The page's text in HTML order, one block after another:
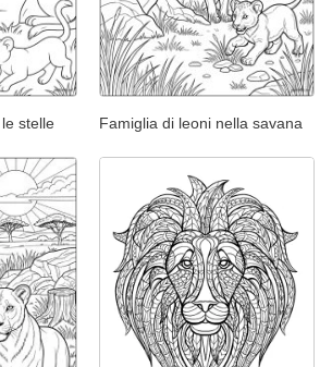
stelle Famiglia di leoni nella savana